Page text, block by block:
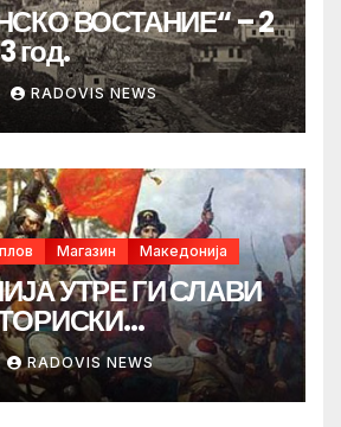
ВОСТАНИЕ“ – 2
год.
RADOVIS NEWS
Магазин Македонија
УТРЕ ГИ СЛАВИ
RADOVIS NEWS